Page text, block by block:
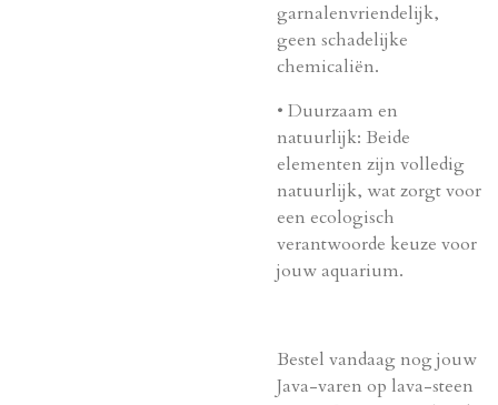
garnalenvriendelijk,
geen schadelijke
chemicaliën.
• Duurzaam en
natuurlijk: Beide
elementen zijn volledig
natuurlijk, wat zorgt voor
een ecologisch
verantwoorde keuze voor
jouw aquarium.
Bestel vandaag nog jouw
Java-varen op lava-steen